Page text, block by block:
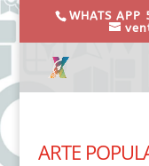
WHATS
ARTE